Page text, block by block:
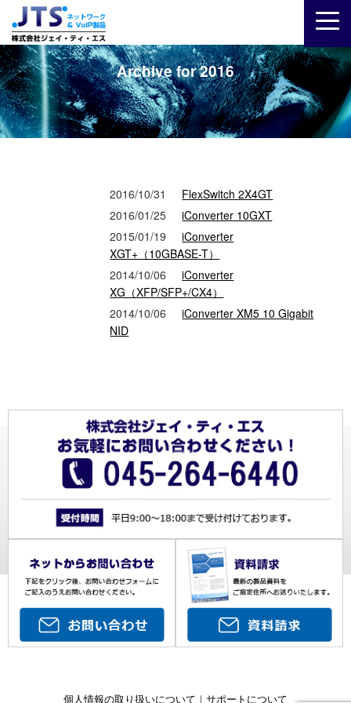
Archive for 2016
2016/10/31
FlexSwitch 2X4GT
2016/01/25
iConverter 10GXT
2015/01/19
iConverter
XGT+（10GBASE-T）
2014/10/06
iConverter
XG（XFP/SFP+/CX4）
2014/10/06
iConverter XM5 10 Gigabit
NID
個人情報の取り扱いについて ｜ サポートについて